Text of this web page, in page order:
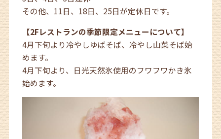
その他、11日、18日、25日が定休日です。
【2Fレストランの季節限定メニューについて】
4月下旬より冷やしゆばそば、冷やし山菜そば始
めます。
4月下旬より、日光天然氷使用のフワフワかき氷
始めます。